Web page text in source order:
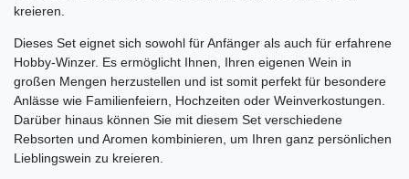
kreieren.
Dieses Set eignet sich sowohl für Anfänger als auch für erfahrene
Hobby-Winzer. Es ermöglicht Ihnen, Ihren eigenen Wein in
großen Mengen herzustellen und ist somit perfekt für besondere
Anlässe wie Familienfeiern, Hochzeiten oder Weinverkostungen.
Darüber hinaus können Sie mit diesem Set verschiedene
Rebsorten und Aromen kombinieren, um Ihren ganz persönlichen
Lieblingswein zu kreieren.